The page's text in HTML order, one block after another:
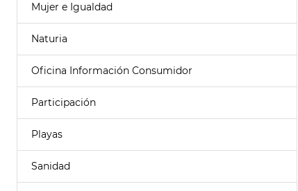
Mujer e Igualdad
Naturia
Oficina Información Consumidor
Participación
Playas
Sanidad